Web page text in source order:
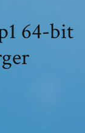
64-bit